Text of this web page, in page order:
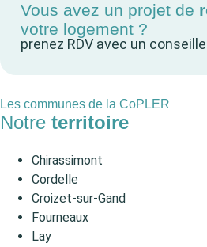
Vous avez un projet de
votre logement ?
prenez RDV avec un
Les communes de la CoPLER
Notre territoire
Chirassimont
Cordelle
Croizet-sur-Gand
Fourneaux
Lay